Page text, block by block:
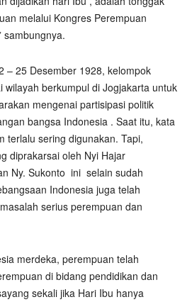
melalui Kongres Perempuan
sambungnya.
– 25 Desember 1928, kelompok
berkumpul di Jogjakarta untuk
mengenai partisipasi politik
bangsa Indonesia . Saat itu, kata
terlalu sering digunakan. Tapi,
diprakarsai oleh Nyi Hajar
Ny. Sukonto ini selain sudah
Indonesia juga telah
serius perempuan dan
merdeka, perempuan telah
di bidang pendidikan dan
sekali jika Hari Ibu hanya